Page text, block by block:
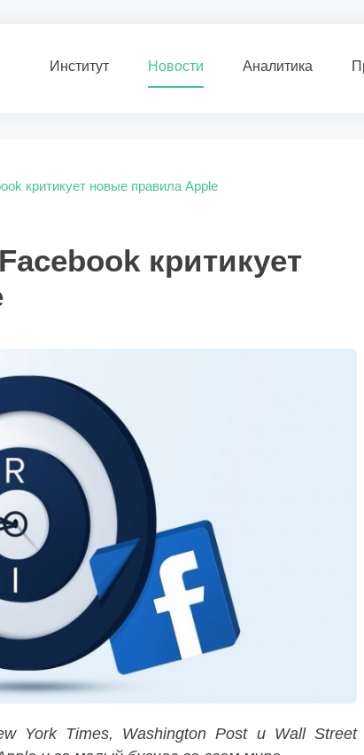
Институт Новости Аналитика
критикует новые правила Apple
критикует
York Times, Washington Post и Wall Street